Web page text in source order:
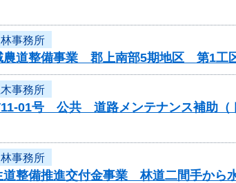
事務所
農道整備事業 郡上南部5期地区 第1工
事務所
01号 公共 道路メンテナンス補助（
事務所
道整備推進交付金事業 林道二間手から